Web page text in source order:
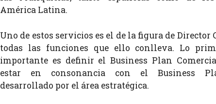
América Latina.
Uno de estos servicios es el de la figura de Director
todas las funciones que ello conlleva. Lo
importante es definir el Business Plan
estar en consonancia con el Business
desarrollado por el área estratégica.